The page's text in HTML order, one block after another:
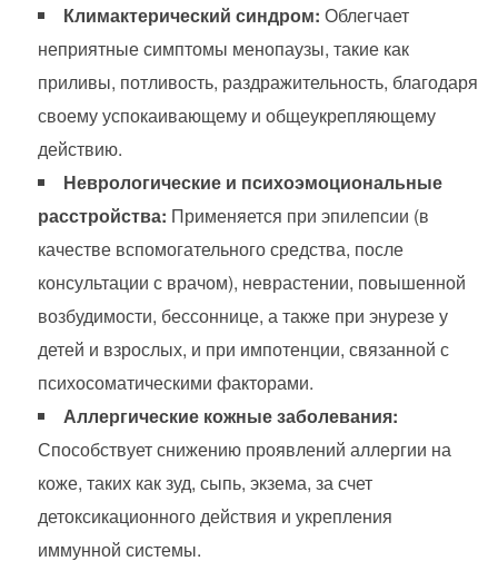
Климактерический синдром: Облегчает
неприятные симптомы менопаузы, такие как
приливы, потливость, раздражительность, благодаря
своему успокаивающему и общеукрепляющему
действию.
Неврологические и психоэмоциональные
расстройства: Применяется при эпилепсии (в
качестве вспомогательного средства, после
консультации с врачом), неврастении, повышенной
возбудимости, бессоннице, а также при энурезе у
детей и взрослых, и при импотенции, связанной с
психосоматическими факторами.
Аллергические кожные заболевания:
Способствует снижению проявлений аллергии на
коже, таких как зуд, сыпь, экзема, за счет
детоксикационного действия и укрепления
иммунной системы.